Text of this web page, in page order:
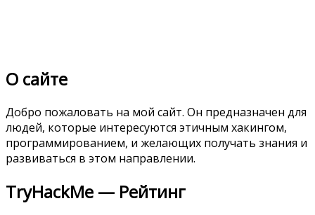
О сайте
Добро пожаловать на мой сайт. Он предназначен для
людей, которые интересуются этичным хакингом,
программированием, и желающих получать знания и
развиваться в этом направлении.
TryHackMe — Рейтинг